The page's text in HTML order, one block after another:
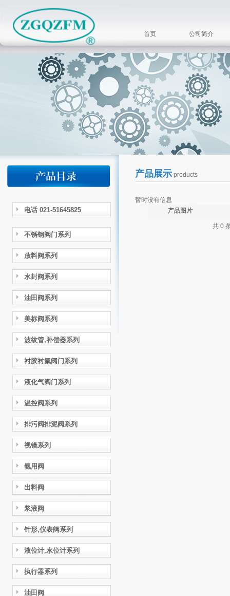
首页 公司简介
电话 021-51645825
不锈钢阀门系列
放料阀系列
水封阀系列
油田阀系列
美标阀系列
波纹管,补偿器系列
衬胶衬氟阀门系列
液化气阀门系列
温控阀系列
排污阀排泥阀系列
视镜系列
氨用阀
出料阀
浆液阀
针形,仪表阀系列
液位计,水位计系列
执行器系列
油田阀
产品展示products
暂时没有信息
产品图片
共 0